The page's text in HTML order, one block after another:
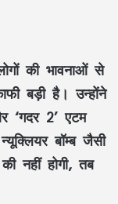
की भावनाओं से
बड़ी है। उन्होंने
‘गदर 2’ एटम
बॉम्ब जैसी
नहीं होगी, तब